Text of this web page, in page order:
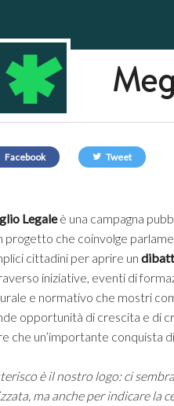
Facebook Tweet
Legaleè una campagna
progetto che coinvolge
cittadini per aprire un
iniziative, eventi di
e normativo che mostri
opportunità di crescita e di
che un’importante conquista
è il nostro logo: ci
ma anche per indicare la